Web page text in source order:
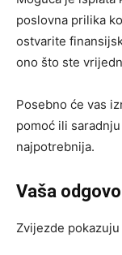
poslovna prilika
ostvarite
ono što ste
Posebno će vas
pomoć ili
najpotrebnija.
Vaša
Zvijezde